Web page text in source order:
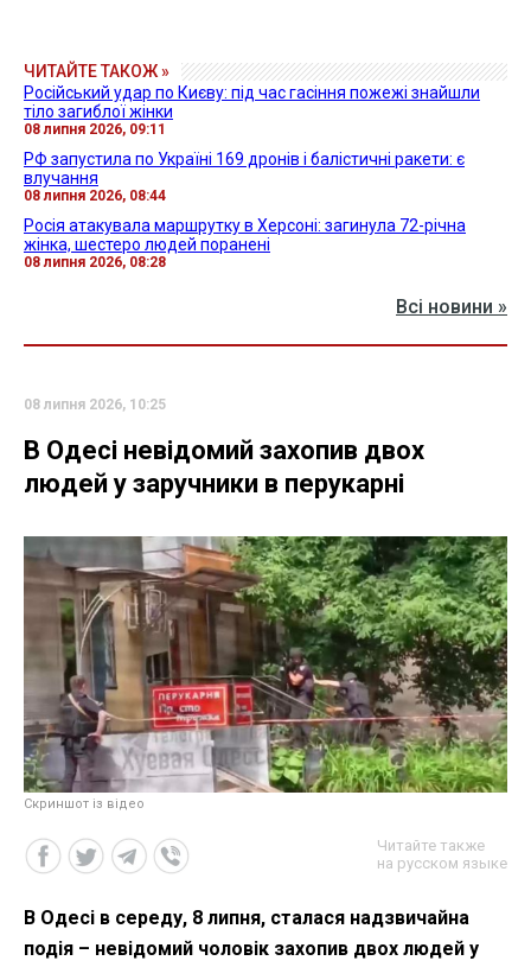
ЧИТАЙТЕ ТАКОЖ »
Російський удар по Києву: під час гасіння пожежі знайшли
тіло загиблої жінки
08 липня 2026, 09:11
РФ запустила по Україні 169 дронів і балістичні ракети: є
влучання
08 липня 2026, 08:44
Росія атакувала маршрутку в Херсоні: загинула 72-річна
жінка, шестеро людей поранені
08 липня 2026, 08:28
Всі новини »
08 липня 2026, 10:25
В Одесі невідомий захопив двох
людей у заручники в перукарні
Скриншот із відео
Читайте также
на русском языке
В Одесі в середу, 8 липня, сталася надзвичайна
подія – невідомий чоловік захопив двох людей у